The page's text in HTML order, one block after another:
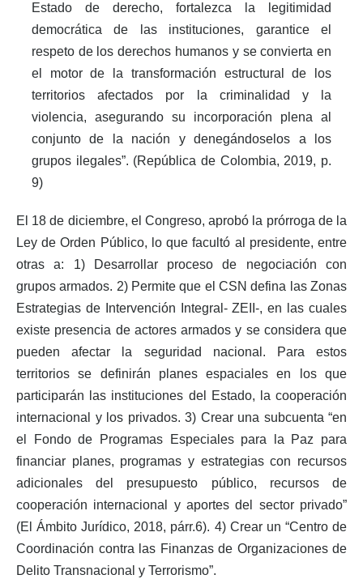
Estado de derecho, fortalezca la legitimidad
democrática de las instituciones, garantice el
respeto de los derechos humanos y se convierta en
el motor de la transformación estructural de los
territorios afectados por la criminalidad y la
violencia, asegurando su incorporación plena al
conjunto de la nación y denegándoselos a los
grupos ilegales”. (República de Colombia, 2019, p.
9)
El 18 de diciembre, el Congreso, aprobó la prórroga de la
Ley de Orden Público, lo que facultó al presidente, entre
otras a: 1) Desarrollar proceso de negociación con
grupos armados. 2) Permite que el CSN defina las Zonas
Estrategias de Intervención Integral- ZEII-, en las cuales
existe presencia de actores armados y se considera que
pueden afectar la seguridad nacional. Para estos
territorios se definirán planes espaciales en los que
participarán las instituciones del Estado, la cooperación
internacional y los privados. 3) Crear una subcuenta “en
el Fondo de Programas Especiales para la Paz para
financiar planes, programas y estrategias con recursos
adicionales del presupuesto público, recursos de
cooperación internacional y aportes del sector privado”
(El Ámbito Jurídico, 2018, párr.6). 4) Crear un “Centro de
Coordinación contra las Finanzas de Organizaciones de
Delito Transnacional y Terrorismo”.